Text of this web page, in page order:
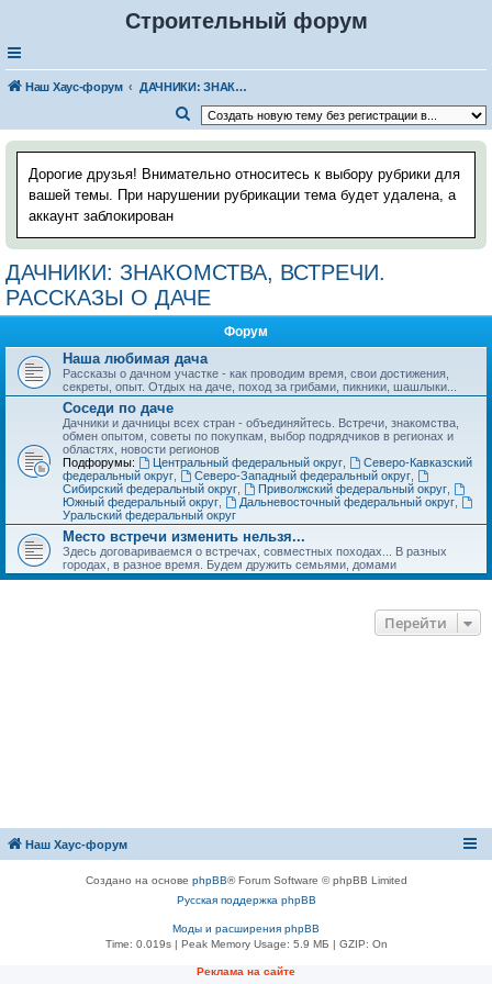
Строительный форум
Наш Хаус-форум
ДАЧНИКИ: ЗНАКОМСТВА, ВСТРЕЧИ. РАССКАЗЫ О ДАЧЕ
о
с
Дорогие друзья! Внимательно относитесь к выбору рубрики для
вашей темы. При нарушении рубрикации тема будет удалена, а
аккаунт заблокирован
ДАЧНИКИ: ЗНАКОМСТВА, ВСТРЕЧИ.
РАССКАЗЫ О ДАЧЕ
Форум
Наша любимая дача
Рассказы о дачном участке - как проводим время, свои достижения,
секреты, опыт. Отдых на даче, поход за грибами, пикники, шашлыки...
Соседи по даче
Дачники и дачницы всех стран - объединяйтесь. Встречи, знакомства,
обмен опытом, советы по покупкам, выбор подрядчиков в регионах и
областях, новости регионов
Подфорумы:
Центральный федеральный округ,
Северо-Кавказский
федеральный округ
Северо-Западный федеральный округ,
Сибирский федеральный округ
Приволжский федеральный округ,
Южный федеральный округ
Дальневосточный федеральный округ,
Уральский федеральный округ
Место встречи изменить нельзя...
Здесь договариваемся о встречах, совместных походах... В разных
городах, в разное время. Будем дружить семьями, домами
Перейти
Наш Хаус-форум
Создано на основе phpBB® Forum Software © phpBB Limited
Русская поддержка phpBB
Моды и расширения phpBB
Time: 0.019s| Peak Memory Usage: 5.9 МБ | GZIP: On
Реклама на сайте